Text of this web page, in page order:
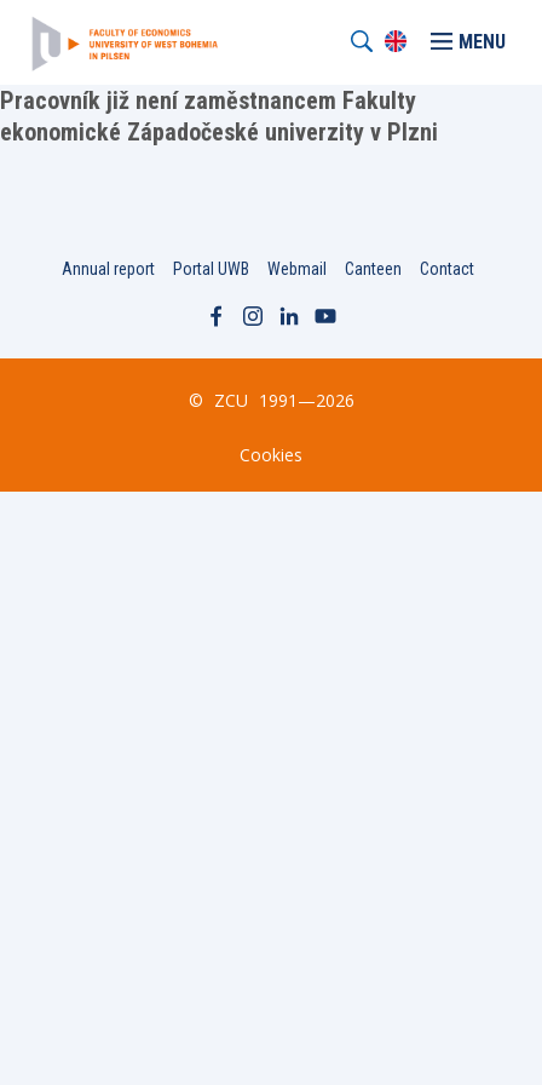
MENU
Pracovník již není zaměstnancem Fakulty
ekonomické Západočeské univerzity v Plzni
Annual report Portal UWB Webmail Canteen Contact
© ZCU 1991—2026
Cookies